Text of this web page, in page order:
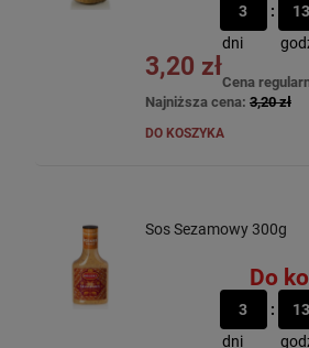
3
dni
13
3,20 zł
Cena
Najniższa cena: 3,20 zł
DO KOSZYKA
Sos Sezamowy 300g
Do
3
dni
13